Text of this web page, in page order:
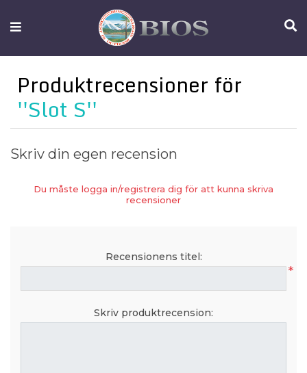
FISKEUTRUSTNING
OM
IFISH
KONTAKTA
OSS
Produktrecensioner för
Slot S
Skriv din egen recension
Du måste logga in/registrera dig för att kunna skriva
recensioner
Recensionens titel:
*
Skriv produktrecension: